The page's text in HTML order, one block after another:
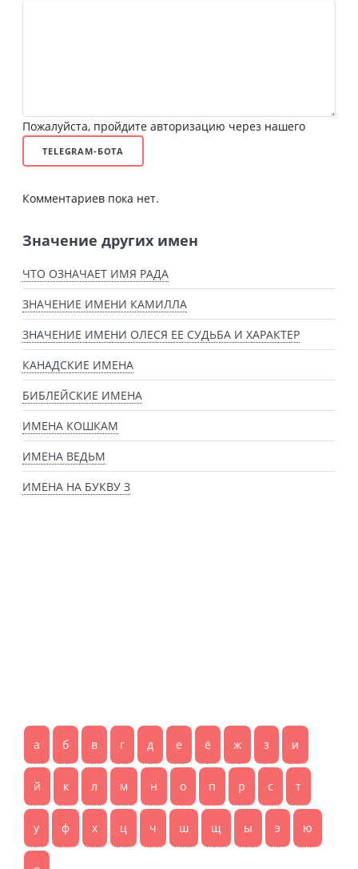
Пожалуйста, пройдите авторизацию через нашего
TELEGRAM-БОТА
Комментариев пока нет.
Значение других имен
ЧТО ОЗНАЧАЕТ ИМЯ РАДА
ЗНАЧЕНИЕ ИМЕНИ КАМИЛЛА
ЗНАЧЕНИЕ ИМЕНИ ОЛЕСЯ ЕЕ СУДЬБА И ХАРАКТЕР
КАНАДСКИЕ ИМЕНА
БИБЛЕЙСКИЕ ИМЕНА
ИМЕНА КОШКАМ
ИМЕНА ВЕДЬМ
ИМЕНА НА БУКВУ З
а б в г д е ё ж з и
й к л м н о п р с т
у ф х ц ч ш щ ы э ю